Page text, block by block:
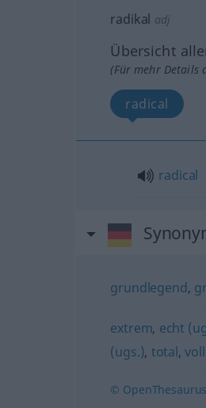
radikal adj
Übersicht
(Für mehr Details
radical
radical
grundlegend,
extrem, echt
(ugs.), total,
©